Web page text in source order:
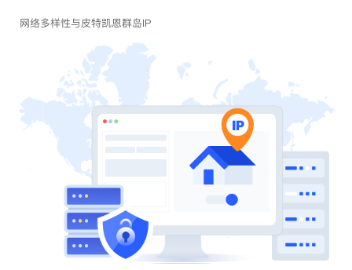
网络多样性与皮特凯恩群岛IP